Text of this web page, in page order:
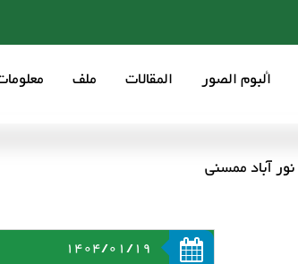
ألبوم الصور المقالات ملف
آباد ممسنی
1404/01/19